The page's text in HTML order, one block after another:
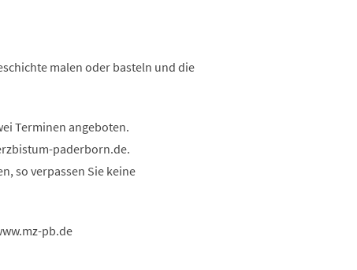
malen oder basteln und die
Terminen angeboten.
paderborn de.
so verpassen Sie keine
pb.de